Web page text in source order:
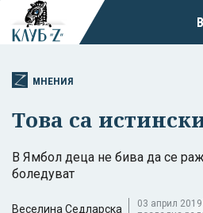
МНЕНИЯ
Това са
В Ямбол деца не бива да се
боледуват
Веселина Седларска
03 април